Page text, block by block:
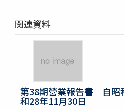
関連資料
第38期營業報告書 自
和28年11月30日